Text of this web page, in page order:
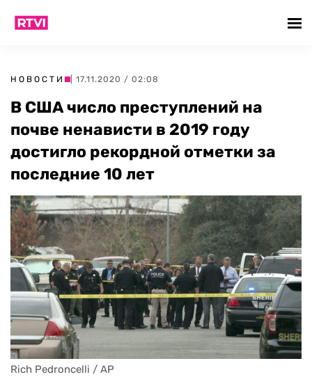
НОВОСТИ | 17.11.2020 / 02:08
В США число преступлений на
почве ненависти в 2019 году
достигло рекордной отметки за
последние 10 лет
Rich Pedroncelli / AP